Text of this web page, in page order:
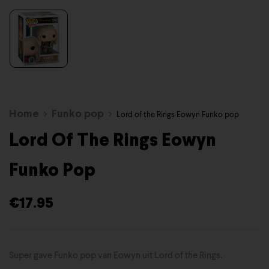
Home Funko pop Lord of the Rings Eowyn Funko pop
Lord Of The Rings Eowyn
Funko Pop
€17.95
Super gave Funko pop van Eowyn uit Lord of the Rings.